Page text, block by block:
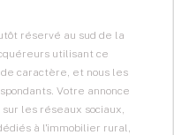
réservé au sud de la
utilisant ce
caractère, et nous les
Votre annonce
les réseaux sociaux,
à l'immobilier rural,